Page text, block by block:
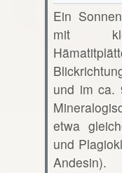
Ein
mit
und im ca.
etwa
und
Andesin).